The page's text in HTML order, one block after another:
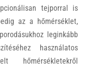
tejporral is
az a hőmérséklet,
leginkább
használatos
hőmérsékletekről